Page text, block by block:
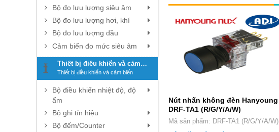
Bộ đo lưu lượng siêu âm
Bộ đo lưu lượng hơi, khí
Bộ đo lưu lượng dầu
Cảm biến đo mức siêu âm
Thiết bị điều khiển và cảm
biến
Thiết bị điều khiển và cảm biến
Bộ điều khiển nhiệt độ, độ
ẩm
Bộ ghi tín hiệu
Bộ đếm/Counter
Nút nhấn không đèn Hanyoung
DRF-TA1 (R/G/Y/A/W)
Mã sản phẩm: DRF-TA1 (R/G/Y/A/W)